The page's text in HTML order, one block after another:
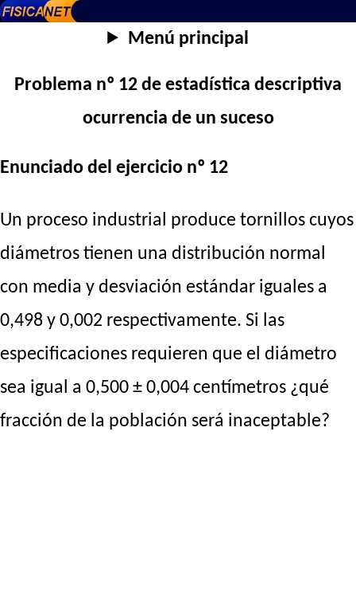
Menú principal
Problema nº 12 de estadística descriptiva
ocurrencia de un suceso
Enunciado del ejercicio nº 12
Un proceso industrial produce tornillos cuyos
diámetros tienen una distribución normal
con media y desviación estándar iguales a
0,498 y 0,002 respectivamente. Si las
especificaciones requieren que el diámetro
sea igual a 0,500 ± 0,004 centímetros ¿qué
fracción de la población será inaceptable?